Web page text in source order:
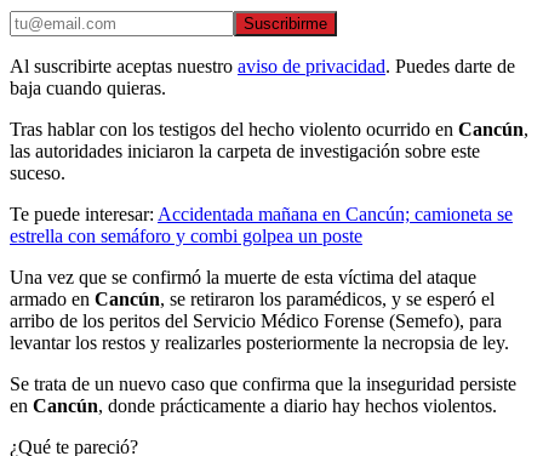
Suscribirme
Al suscribirte aceptas nuestro aviso de privacidad. Puedes darte de
baja cuando quieras.
Tras hablar con los testigos del hecho violento ocurrido en Cancún,
las autoridades iniciaron la carpeta de investigación sobre este
suceso.
Te puede interesar: Accidentada mañana en Cancún; camioneta se
estrella con semáforo y combi golpea un poste
Una vez que se confirmó la muerte de esta víctima del ataque
armado en Cancún, se retiraron los paramédicos, y se esperó el
arribo de los peritos del Servicio Médico Forense (Semefo), para
levantar los restos y realizarles posteriormente la necropsia de ley.
Se trata de un nuevo caso que confirma que la inseguridad persiste
en Cancún, donde prácticamente a diario hay hechos violentos.
¿Qué te pareció?